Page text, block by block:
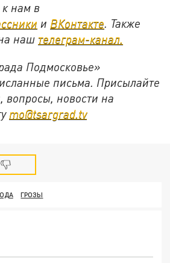
к нам в
и ВКонтакте. Также
наш телеграм-канал.
Подмосковье»
письма. Присылайте
вопросы, новости на
mo@tsargrad.tv
ГРОЗЫ